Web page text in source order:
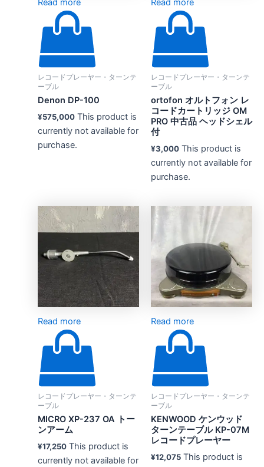
Read more
レコードプレーヤー・ターンテ
ーブル
Denon DP-100
¥575,000 This product is
currently not available for
purchase.
Read more
レコードプレーヤー・ターンテ
ーブル
ortofon オルトフォン レ
コードカートリッジ OM
PRO 中古品 ヘッドシェル
付
¥3,000 This product is
currently not available for
purchase.
Read more
レコードプレーヤー・ターンテ
ーブル
MICRO XP-237 OA トー
ンアーム
¥17,250 This product is
currently not available for
Read more
レコードプレーヤー・ターンテ
ーブル
KENWOOD ケンウッド
ターンテーブル KP-07M
レコードプレーヤー
¥12,075 This product is